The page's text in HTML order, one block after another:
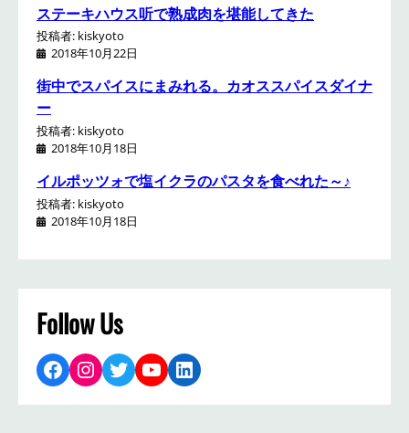
ステーキハウス听で熟成肉を堪能してきた
投稿者: kiskyoto
2018年10月22日
街中でスパイスにまみれる。カオススパイスダイナ
ー
投稿者: kiskyoto
2018年10月18日
イルポッツォで塩イクラのパスタを食べれた～♪
投稿者: kiskyoto
2018年10月18日
Follow Us
Facebook Instagram Twitter YouTube LinkedIn